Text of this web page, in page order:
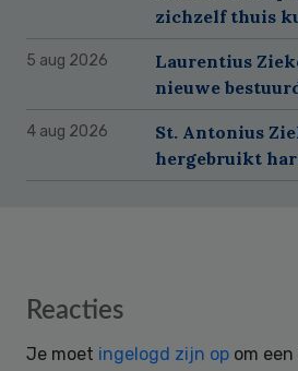
zichzelf thuis
5 aug 2026
Laurentius
nieuwe
4 aug 2026
St. Antonius
hergebruikt
Reader
Reacties
Je moet ingelogd zijn op om